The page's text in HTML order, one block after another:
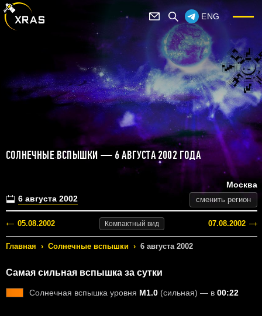
ENG
СОЛНЕЧНЫЕ ВСПЫШКИ — 6 АВГУСТА 2002 ГОДА
6 августа 2002
Москва
сменить регион
05.08.2002 Компактный вид 07.08.2002
Главная › Солнечные вспышки › 6 августа 2002
Самая сильная вспышка за сутки
Солнечная вспышка уровня M1.0 (сильная) — в 00:22